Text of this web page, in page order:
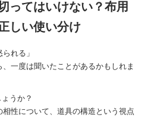
ってはいけない？布用
しい使い分け
れる」
一度は聞いたことがあるかもしれま
うか？
性について、道具の構造という視点